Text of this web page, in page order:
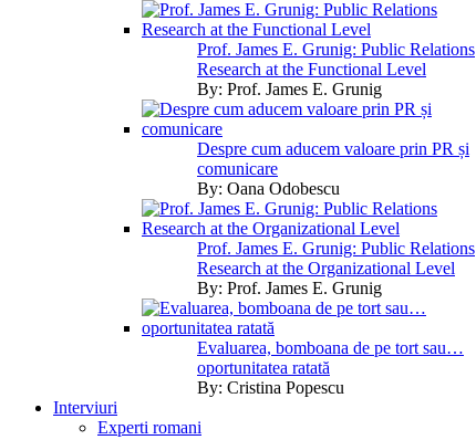
Prof. James E. Grunig: Public Relations
Research at the Functional Level
By: Prof. James E. Grunig
Despre cum aducem valoare prin PR și
comunicare
By: Oana Odobescu
Prof. James E. Grunig: Public Relations
Research at the Organizational Level
By: Prof. James E. Grunig
Evaluarea, bomboana de pe tort sau…
oportunitatea ratată
By: Cristina Popescu
Interviuri
Experti romani